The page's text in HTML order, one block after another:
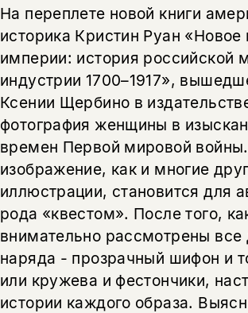
На переплете новой книги
историка Кристин Руан «Новое
империи: история российской
индустрии 1700–1917»,
Ксении Щербино в
фотография женщины в
времен Первой мировой
изображение, как и многие
иллюстрации, становится для
рода «квестом». После того,
внимательно рассмотрены все
наряда - прозрачный шифон и
или кружева и фестончики,
истории каждого образа.